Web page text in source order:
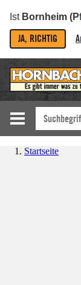
Ist Bornheim
JA, RICHTIG
Startseite